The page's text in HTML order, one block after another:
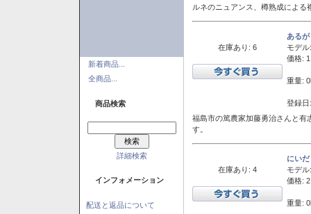
新着商品...
全商品...
商品検索
詳細検索
インフォメーション
配送と返品について
ルネのニュアンス、樽熟成によ
在庫あり: 6
ある
モデル:
価格:
重量:
登録
福島市の篤農家加藤勇治さんと有
す。
在庫あり: 4
にい
モデル:
価格:
重量: